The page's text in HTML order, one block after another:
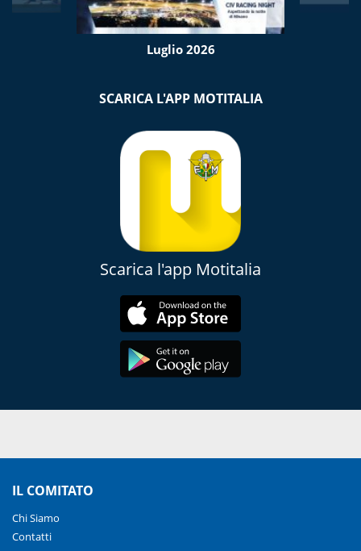
Luglio 2026
SCARICA L'APP MOTITALIA
Scarica l'app Motitalia
IL COMITATO
Chi Siamo
Contatti